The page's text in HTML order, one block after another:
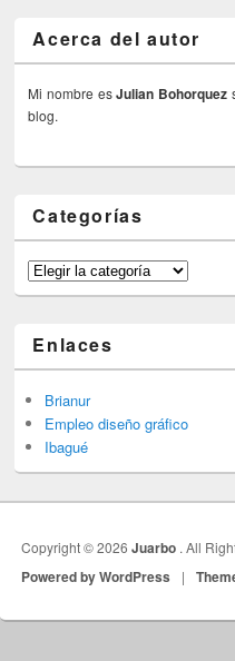
Acerca del autor
Mi nombre esJulian Bohorquez
blog.
Categorías
Categorías
Enlaces
Brianur
Empleo diseño gráfico
Ibagué
Copyright © 2026Juarbo . All
Powered by WordPress |